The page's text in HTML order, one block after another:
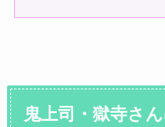
鬼上司・獄寺さ